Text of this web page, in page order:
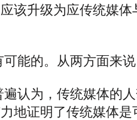
该升级为应传统媒体
能的。从两方面来
认为，传统媒体的
地证明了传统媒体是